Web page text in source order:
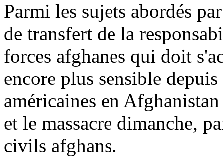
Parmi les sujets abordés
de transfert de la
forces afghanes qui doit
encore plus sensible
américaines en
et le massacre dimanche,
civils afghans.